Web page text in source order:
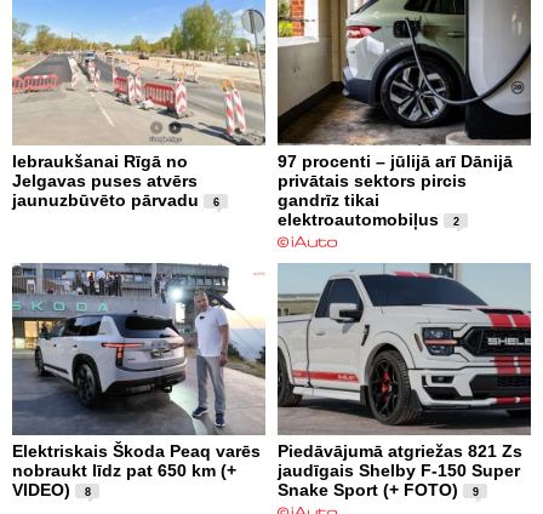
Iebraukšanai Rīgā no
Jelgavas puses atvērs
jaunuzbūvēto pārvadu
6
97 procenti – jūlijā arī Dānijā
privātais sektors pircis
gandrīz tikai
elektroautomobiļus
2
Elektriskais Škoda Peaq varēs
nobraukt līdz pat 650 km (+
VIDEO)
8
Piedāvājumā atgriežas 821 Zs
jaudīgais Shelby F-150 Super
Snake Sport (+ FOTO)
9